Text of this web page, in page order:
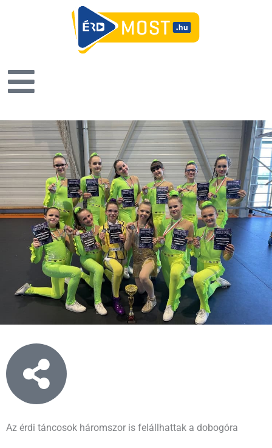
Az érdi táncosok háromszor is felállhattak a dobogóra